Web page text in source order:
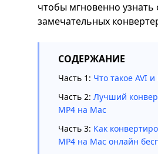
чтобы мгновенно узнать
замечательных
СОДЕРЖАНИЕ
Часть 1: Что такое AVI и
Часть 2: Лучший
MP4 на Mac
Часть 3: Как
MP4 на Mac онлайн